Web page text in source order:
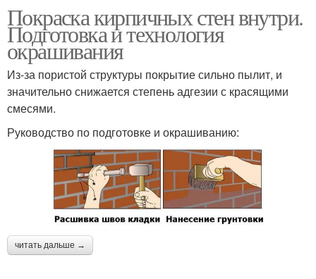
Покраска кирпичных стен внутри.
Подготовка и технология
окрашивания
Из-за пористой структуры покрытие сильно пылит, и
значительно снижается степень адгезии с красящими
смесями.
Руководство по подготовке и окрашиванию:
читать дальше →